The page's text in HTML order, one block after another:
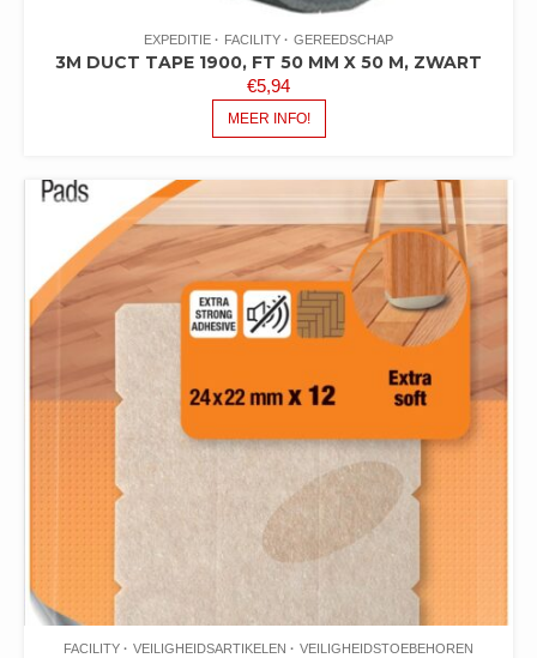
EXPEDITIE FACILITY GEREEDSCHAP
3M DUCT TAPE 1900, FT 50 MM X 50 M, ZWART
€5,94
MEER INFO!
FACILITY VEILIGHEIDSARTIKELEN VEILIGHEIDSTOEBEHOREN